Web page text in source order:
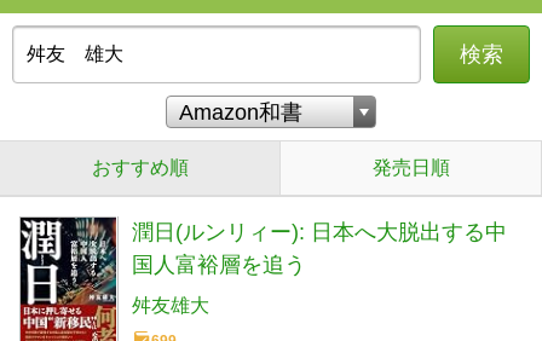
検索
おすすめ順 発売日順
潤日(ルンリィー): 日本へ大脱出する中
国人富裕層を追う
舛友雄大